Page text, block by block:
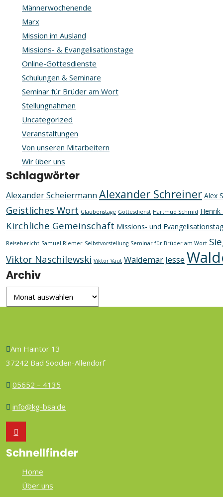
Männerwochenende
Marx
Mission im Ausland
Missions- & Evangelisationstage
Online-Gottesdienste
Schulungen & Seminare
Seminar für Brüder am Wort
Stellungnahmen
Uncategorized
Veranstaltungen
Von unseren Mitarbeitern
Wir über uns
Schlagwörter
Alexander ScheiermannAlexander Schreiner Alex
Geistliches Wort Glaubenstage Gottesdienst Hartmud Schmid Henrik
Kirchliche Gemeinschaft Missions- und
Reisebericht Samuel Riemer Selbstvorstellung Seminar für Brüder am Wort
Viktor Naschilewski Viktor Vaut Waldemar Jesse
Archiv
Am Haintor 13
37242 Bad Sooden-Allendorf
05652 – 4135
info@kg-bsa.de
Schnellfinder
Home
Über uns